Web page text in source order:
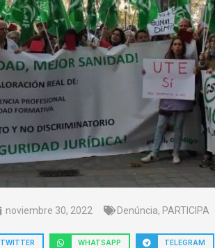
noviembre 30, 2022 Denúncia, PARTICIPA
TWITTER WHATSAPP TELEGRAM